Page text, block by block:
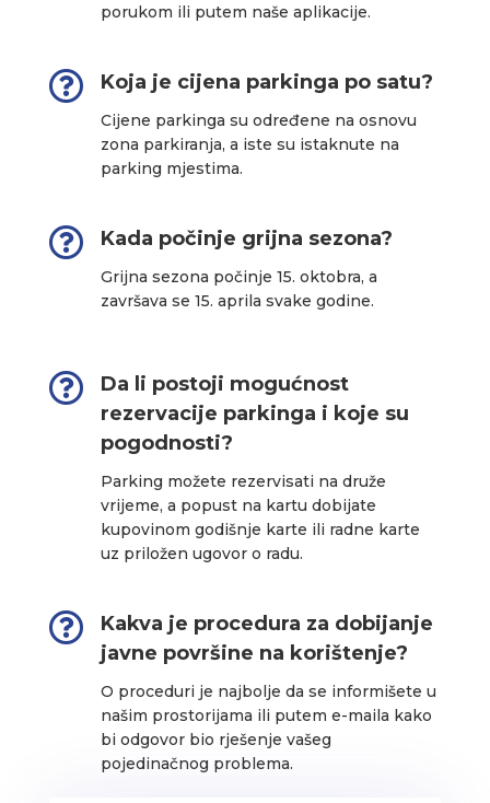
porukom ili putem naše aplikacije.
 Koja je cijena parkinga po satu?
Cijene parkinga su određene na osnovu
zona parkiranja, a iste su istaknute na
parking mjestima.
 Kada počinje grijna sezona?
Grijna sezona počinje 15. oktobra, a
završava se 15. aprila svake godine.

Da li postoji mogućnost
rezervacije parkinga i koje su
pogodnosti?
Parking možete rezervisati na druže
vrijeme, a popust na kartu dobijate
kupovinom godišnje karte ili radne karte
uz priložen ugovor o radu.

Kakva je procedura za dobijanje
javne površine na korištenje?
O proceduri je najbolje da se informišete u
našim prostorijama ili putem e-maila kako
bi odgovor bio rješenje vašeg
pojedinačnog problema.